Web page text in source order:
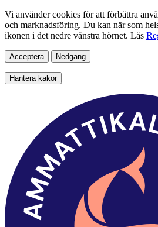
Vi använder cookies för att förbättra
och marknadsföring. Du kan när som
ikonen i det nedre vänstra hörnet. Läs
Acceptera Nedgång
Hantera kakor